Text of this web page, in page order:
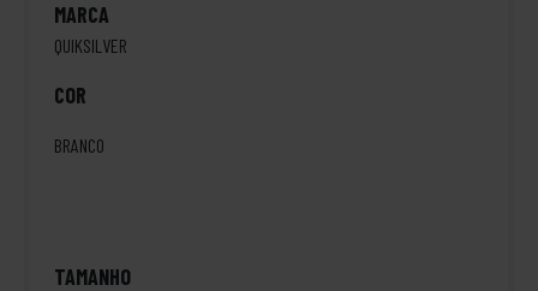
MARCA
QUIKSILVER
COR
BRANCO
TAMANHO